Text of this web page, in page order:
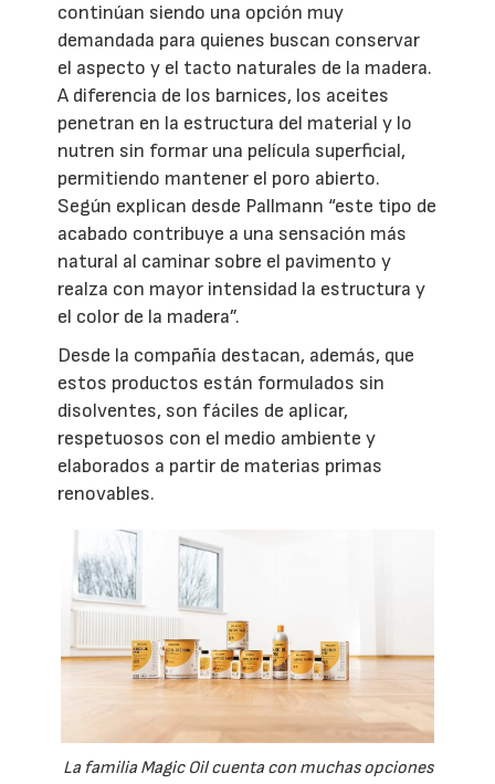
continúan siendo una opción muy
demandada para quienes buscan conservar
el aspecto y el tacto naturales de la madera.
A diferencia de los barnices, los aceites
penetran en la estructura del material y lo
nutren sin formar una película superficial,
permitiendo mantener el poro abierto.
Según explican desde Pallmann “este tipo de
acabado contribuye a una sensación más
natural al caminar sobre el pavimento y
realza con mayor intensidad la estructura y
el color de la madera”.
Desde la compañía destacan, además, que
estos productos están formulados sin
disolventes, son fáciles de aplicar,
respetuosos con el medio ambiente y
elaborados a partir de materias primas
renovables.
La familia Magic Oil cuenta con muchas opciones